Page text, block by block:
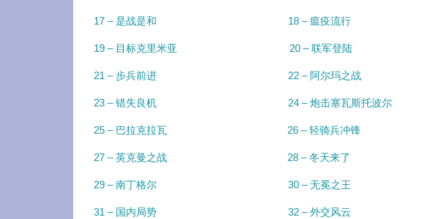
17 – 是战是和 18 – 瘟疫流行
19 – 目标克里米亚 20 – 联军登陆
21 – 步兵前进 22 – 阿尔玛之战
23 – 错失良机 24 – 炮击塞瓦斯托波尔
25 – 巴拉克拉瓦 26 – 轻骑兵冲锋
27 – 英克曼之战 28 – 冬天来了
29 – 南丁格尔 30 – 无冕之王
31 – 国内局势 32 – 外交风云